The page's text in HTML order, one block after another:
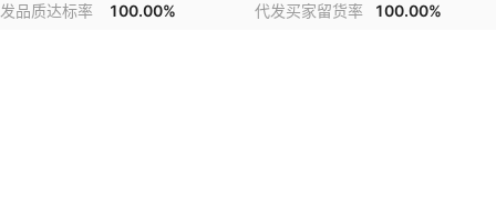
品质达标率
100.00% 代发买家留货率 100.00%